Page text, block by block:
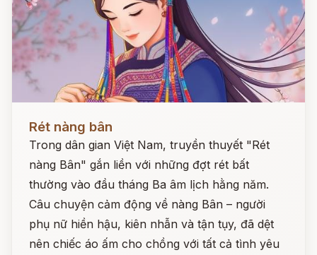
Rét nàng bân
Trong dân gian Việt Nam, truyền thuyết "Rét
nàng Bân" gắn liền với những đợt rét bất
thường vào đầu tháng Ba âm lịch hằng năm.
Câu chuyện cảm động về nàng Bân – người
phụ nữ hiền hậu, kiên nhẫn và tận tụy, đã dệt
nên chiếc áo ấm cho chồng với tất cả tình yêu